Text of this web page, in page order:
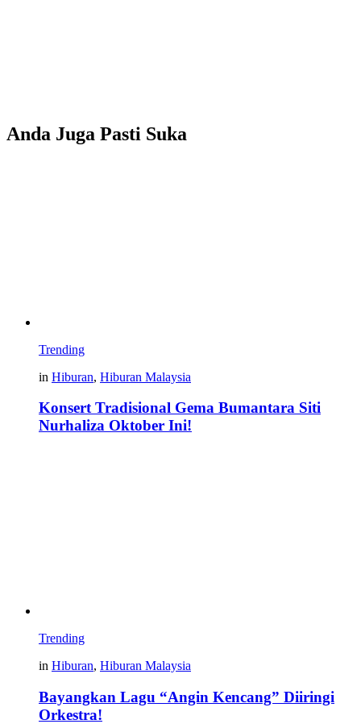
Anda Juga Pasti Suka
Trending
in Hiburan, Hiburan Malaysia
Konsert Tradisional Gema Bumantara Siti
Nurhaliza Oktober Ini!
Trending
in Hiburan, Hiburan Malaysia
Bayangkan Lagu “Angin Kencang” Diiringi
Orkestra!